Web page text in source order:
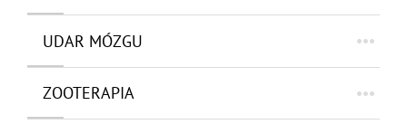
UDAR MÓZGU
ZOOTERAPIA